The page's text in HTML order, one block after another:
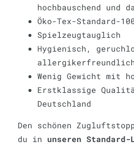
hochbauschend und
Öko-Tex-Standard-
Spielzeugtauglich
Hygienisch,
Wenig Gewicht mit
Erstklassige
Deutschland
Den schönen
du in unseren Standard-